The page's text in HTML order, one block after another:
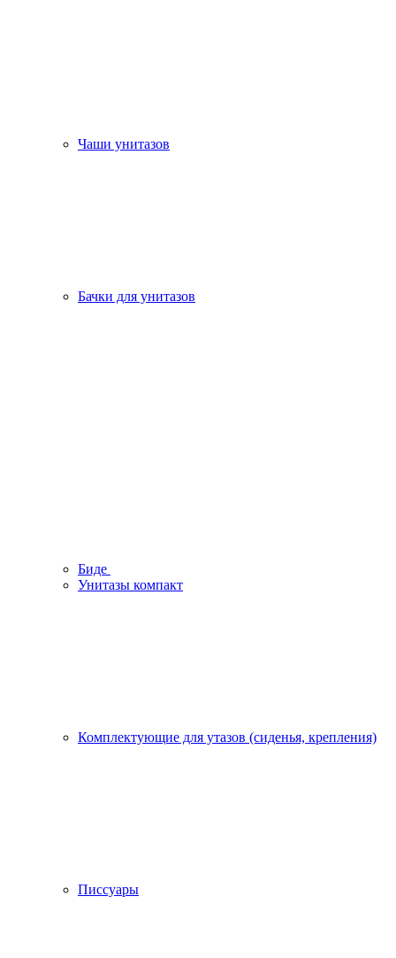
Чаши унитазов
Бачки для унитазов
Биде
Унитазы компакт
Комплектующие для утазов (сиденья, крепления)
Писсуары